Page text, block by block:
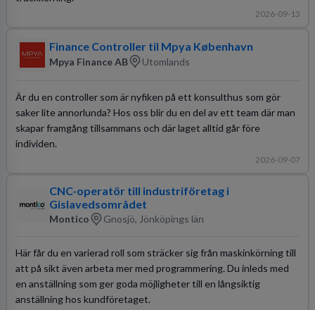
2026-09-13
Finance Controller til Mpya København
Mpya Finance AB Utomlands
Är du en controller som är nyfiken på ett konsulthus som gör
saker lite annorlunda? Hos oss blir du en del av ett team där man
skapar framgång tillsammans och där laget alltid går före
individen.
2026-09-07
CNC-operatör till industriföretag i
Gislavedsområdet
Montico Gnosjö, Jönköpings län
Här får du en varierad roll som sträcker sig från maskinkörning till
att på sikt även arbeta mer med programmering. Du inleds med
en anställning som ger goda möjligheter till en långsiktig
anställning hos kundföretaget.